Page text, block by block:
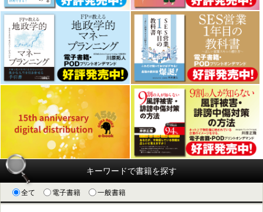
キーワードで書籍を探す
全て 電子書籍 一般書籍